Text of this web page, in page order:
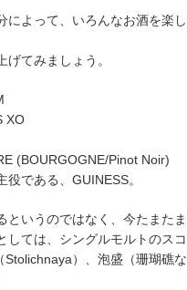
よって、いろんなお酒を楽
てみましょう。
XO
(BOURGOGNE/Pinot Noir)
である、GUINESS。
いうのではなく、今たまたま
ては、シングルモルトのス
Stolichnaya）、泡盛（珊瑚